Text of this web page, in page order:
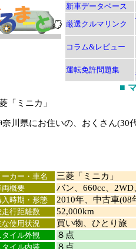
新車データベース
厳選クルマリンク
コラム&レビュー
運転免許問題集
■
「ミニカ」
川県にお住いの、おくさん(30
ーカー・車名 三菱「ミニカ」
両概要 バン、660cc、
入時期・形態 2010年、中古車(08
走行距離数 52,000km
な使用状況 買い物、ひとり旅
タイル外観 ８点
タイル内装 ８点